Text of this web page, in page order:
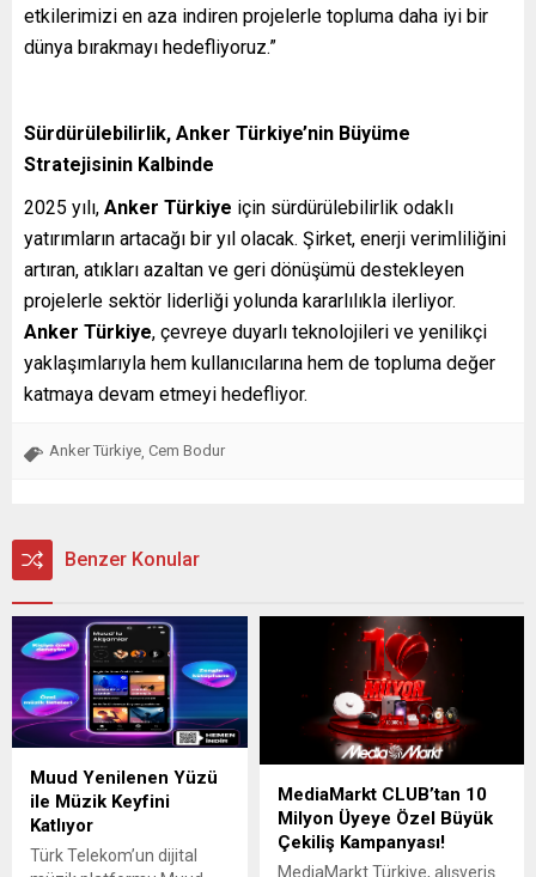
etkilerimizi en aza indiren projelerle topluma daha iyi bir
dünya bırakmayı hedefliyoruz.”
Sürdürülebilirlik, Anker Türkiye’nin Büyüme
Stratejisinin Kalbinde
2025 yılı, Anker Türkiye için sürdürülebilirlik odaklı
yatırımların artacağı bir yıl olacak. Şirket, enerji verimliliğini
artıran, atıkları azaltan ve geri dönüşümü destekleyen
projelerle sektör liderliği yolunda kararlılıkla ilerliyor.
Anker Türkiye, çevreye duyarlı teknolojileri ve yenilikçi
yaklaşımlarıyla hem kullanıcılarına hem de topluma değer
katmaya devam etmeyi hedefliyor.
Anker Türkiye Cem Bodur
Benzer Konular
Muud Yenilenen Yüzü
ile Müzik Keyfini
Katlıyor
Türk Telekom’un dijital
MediaMarkt CLUB’tan 10
Milyon Üyeye Özel Büyük
Çekiliş Kampanyası!
MediaMarkt Türkiye, alışveriş